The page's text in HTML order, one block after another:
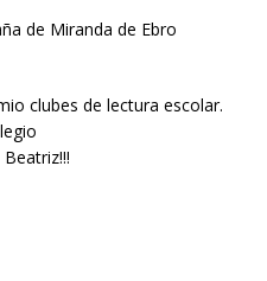
de Miranda de Ebro
clubes de lectura escolar.